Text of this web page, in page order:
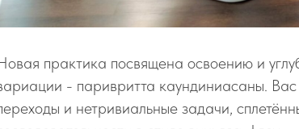
практика посвящена освоению и
- паривритта каундиниасаны.
и нетривиальные задачи,